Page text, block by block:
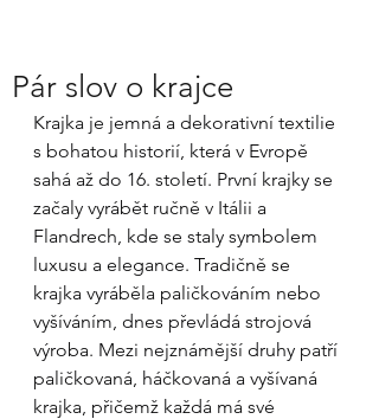
Pár slov o krajce
Krajka je jemná a dekorativní textilie
s bohatou historií, která v Evropě
sahá až do 16. století. První krajky se
začaly vyrábět ručně v Itálii a
Flandrech, kde se staly symbolem
luxusu a elegance. Tradičně se
krajka vyráběla paličkováním nebo
vyšíváním, dnes převládá strojová
výroba. Mezi nejznámější druhy patří
paličkovaná, háčkovaná a vyšívaná
krajka, přičemž každá má své